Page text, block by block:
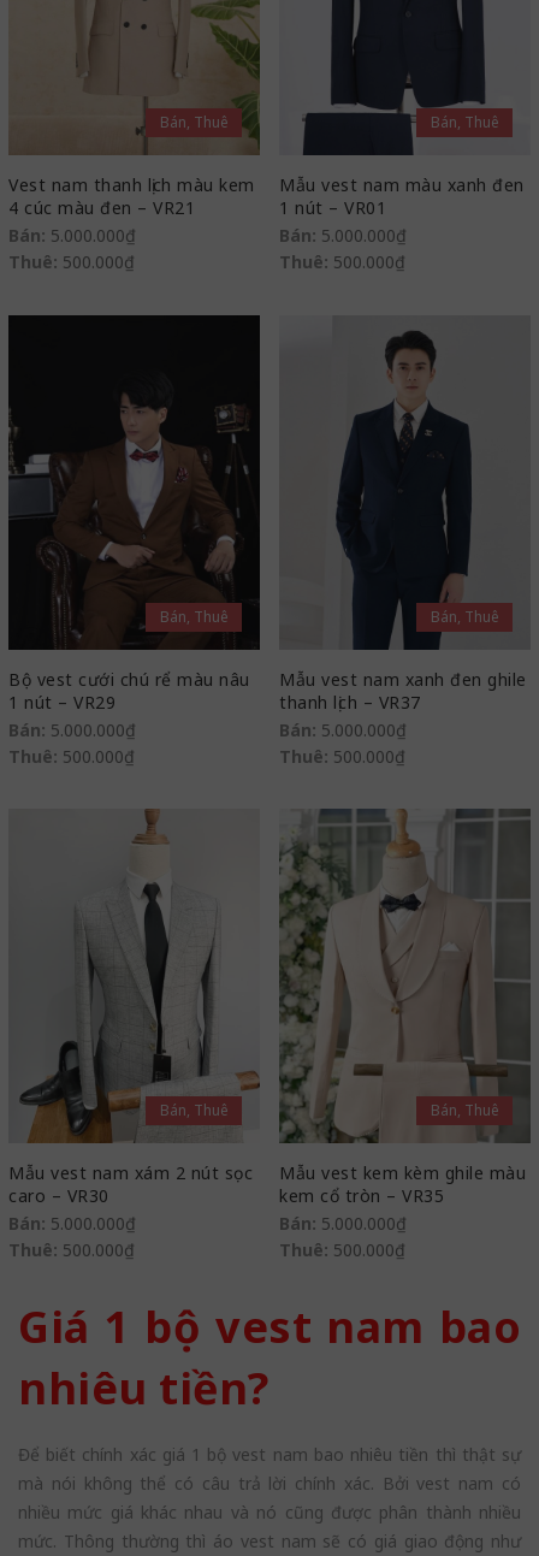
Bán, Thuê
Vest nam thanh lịch màu kem
4 cúc màu đen – VR21
Bán: 5.000.000₫
Thuê: 500.000₫
Bán, Thuê
Mẫu vest nam màu xanh đen
1 nút – VR01
Bán: 5.000.000₫
Thuê: 500.000₫
Bán, Thuê
Bộ vest cưới chú rể màu nâu
1 nút – VR29
Bán: 5.000.000₫
Thuê: 500.000₫
Bán, Thuê
Mẫu vest nam xanh đen ghile
thanh lịch – VR37
Bán: 5.000.000₫
Thuê: 500.000₫
Bán, Thuê
Mẫu vest nam xám 2 nút sọc
caro – VR30
Bán: 5.000.000₫
Thuê: 500.000₫
Bán, Thuê
Mẫu vest kem kèm ghile màu
kem cổ tròn – VR35
Bán: 5.000.000₫
Thuê: 500.000₫
Giá 1 bộ vest nam bao
nhiêu tiền?
Để biết chính xác giá 1 bộ vest nam bao nhiêu tiền thì thật sự
mà nói không thể có câu trả lời chính xác. Bởi vest nam có
nhiều mức giá khác nhau và nó cũng được phân thành nhiều
mức. Thông thường thì áo vest nam sẽ có giá giao động như